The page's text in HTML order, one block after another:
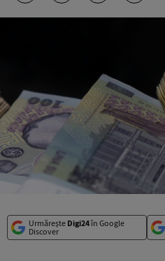
Urmărește Digi24în Google
Discover